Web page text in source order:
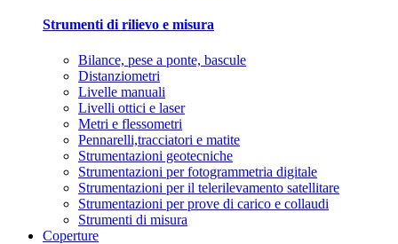
Strumenti di rilievo e misura
Bilance, pese a ponte, bascule
Distanziometri
Livelle manuali
Livelli ottici e laser
Metri e flessometri
Pennarelli,tracciatori e matite
Strumentazioni geotecniche
Strumentazioni per fotogrammetria digitale
Strumentazioni per il telerilevamento satellitare
Strumentazioni per prove di carico e collaudi
Strumenti di misura
Coperture